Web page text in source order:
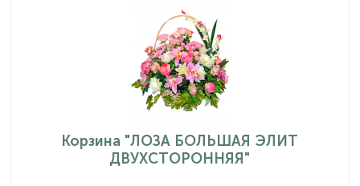
Корзина "ЛОЗА БОЛЬШАЯ ЭЛИТ
ДВУХСТОРОННЯЯ"